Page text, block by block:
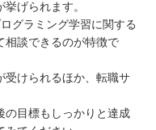
げられます。
グラミング学習に関する
相談できるのが特徴で
受けられるほか、転職サ
の目標もしっかりと達成